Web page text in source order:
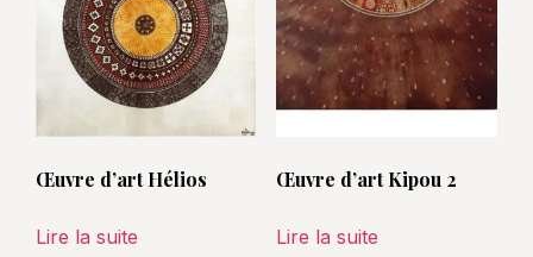
Œuvre d’art Hélios
Lire la suite
Œuvre d’art Kipou 2
Lire la suite